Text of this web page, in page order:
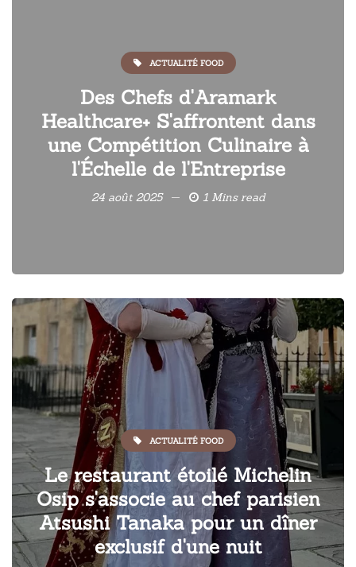
ACTUALITÉ FOOD
Des Chefs d'Aramark
Healthcare+ S'affrontent dans
une Compétition Culinaire à
l'Échelle de l'Entreprise
24 août 2025 1 Mins read
ACTUALITÉ FOOD
Le restaurant étoilé Michelin
Osip s'associe au chef parisien
Atsushi Tanaka pour un dîner
exclusif d'une nuit